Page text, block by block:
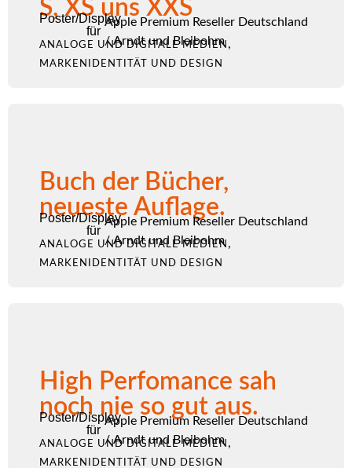
S, XS uns XXS
Poster/Display
für
Apple Premium Reseller Deutschland
/Arndt und Bleibohm
ANALOGE UND DIGITALE MEDIEN ,
MARKENIDENTITÄT UND DESIGN
Buch der Bücher,
neueste Auflage.
Poster/Display
für
Apple Premium Reseller Deutschland
/Arndt und Bleibohm
ANALOGE UND DIGITALE MEDIEN ,
MARKENIDENTITÄT UND DESIGN
High Perfomance sah
noch nie so gut aus.
Poster/Display
für
Apple Premium Reseller Deutschland
/Arndt und Bleibohm
ANALOGE UND DIGITALE MEDIEN ,
MARKENIDENTITÄT UND DESIGN